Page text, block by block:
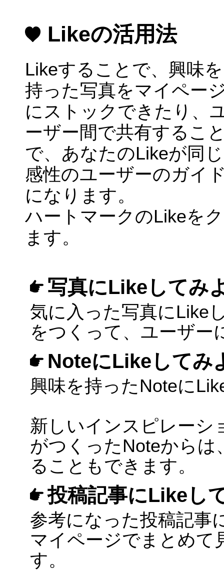
Likeの活用法
Likeすることで、興味を
持った写真をマイペー
にストックできたり、
ーザー間で共有するこ
で、あなたのLikeが同じ
感性のユーザーのガイ
になります。
ハートマークのLikeを
ます。
写真にLikeしてみ
気に入った写真にLike
をつくって、ユーザー
NoteにLikeしてみ
興味を持ったNoteに
新しいインスピレーシ
がつくったNoteから
ることもできます。
投稿記事にLikeし
参考になった投稿記事
マイページでまとめて
す。